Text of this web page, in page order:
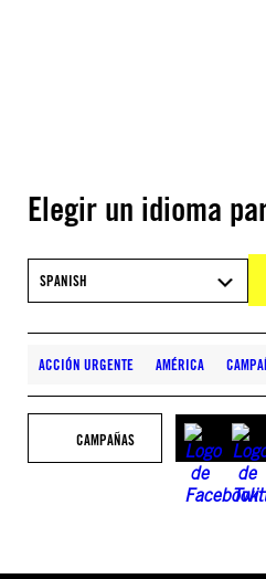
Elegir un idioma
SPANISH
ACCIÓN URGENTE AMÉRICA
CAMPAÑAS